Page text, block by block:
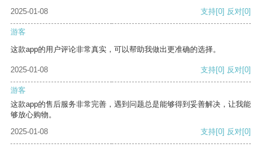
2025-01-08
支持[0] 反对[0]
游客
这款app的用户评论非常真实，可以帮助我做出更准确的选择。
2025-01-08 支持[0] 反对[0]
游客
这款app的售后服务非常完善，遇到问题总是能够得到妥善解决，让我能
够放心购物。
2025-01-08
支持[0] 反对[0]